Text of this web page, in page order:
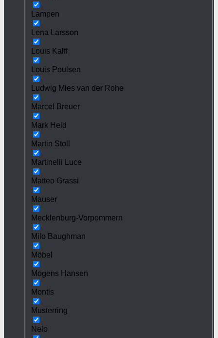
Lampen
Lena Larsson
Louis Kalff
Louis Poulsen
Ludwig Mies van der Rohe
Marcel Breuer
Mark Held
Martin Stoll
Martinelli Luce
Matteo Grassi
Mauser
Mecklenburg-Vorpommern
Milo Baughman
Möbel
Mogens Hansen
Montis
Musterring
Nelo